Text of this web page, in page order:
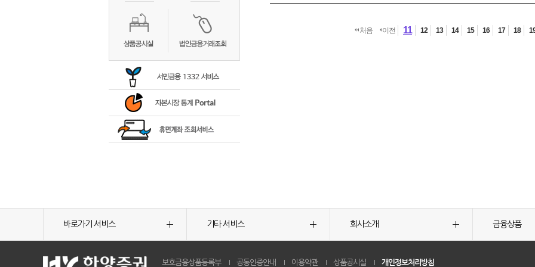
처음 이전 11 12 13 14 15 16 17 18
바로가기 서비스 기타 서비스 회사소개 금융상품
보호금융상품등록부 공동인증안내 이용약관 상품공시실 개인정보처리방침